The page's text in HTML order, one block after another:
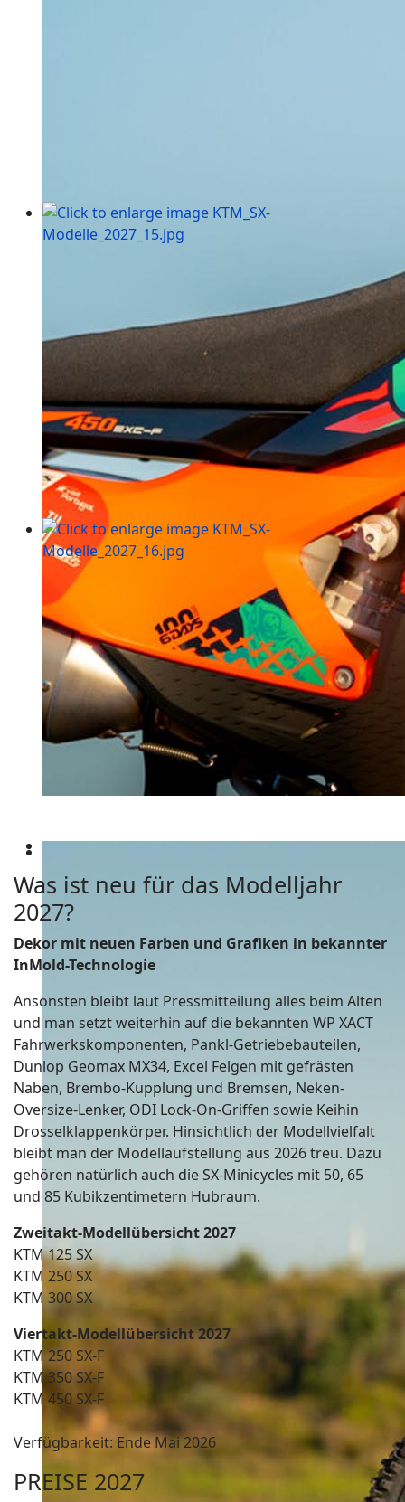
Was ist neu für das Modelljahr
2027?
Dekor mit neuen Farben und Grafiken in bekannter
InMold-Technologie
Ansonsten bleibt laut Pressmitteilung alles beim Alten
und man setzt weiterhin auf die bekannten WP XACT
Fahrwerkskomponenten, Pankl-Getriebebauteilen,
Dunlop Geomax MX34, Excel Felgen mit gefrästen
Naben, Brembo-Kupplung und Bremsen, Neken-
Oversize-Lenker, ODI Lock-On-Griffen sowie Keihin
Drosselklappenkörper. Hinsichtlich der Modellvielfalt
bleibt man der Modellaufstellung aus 2026 treu. Dazu
gehören natürlich auch die SX-Minicycles mit 50, 65
und 85 Kubikzentimetern Hubraum.
Zweitakt-Modellübersicht 2027
KTM 125 SX
KTM 250 SX
KTM 300 SX
Viertakt-Modellübersicht 2027
KTM 250 SX-F
KTM 350 SX-F
KTM 450 SX-F
Verfügbarkeit: Ende Mai 2026
PREISE 2027